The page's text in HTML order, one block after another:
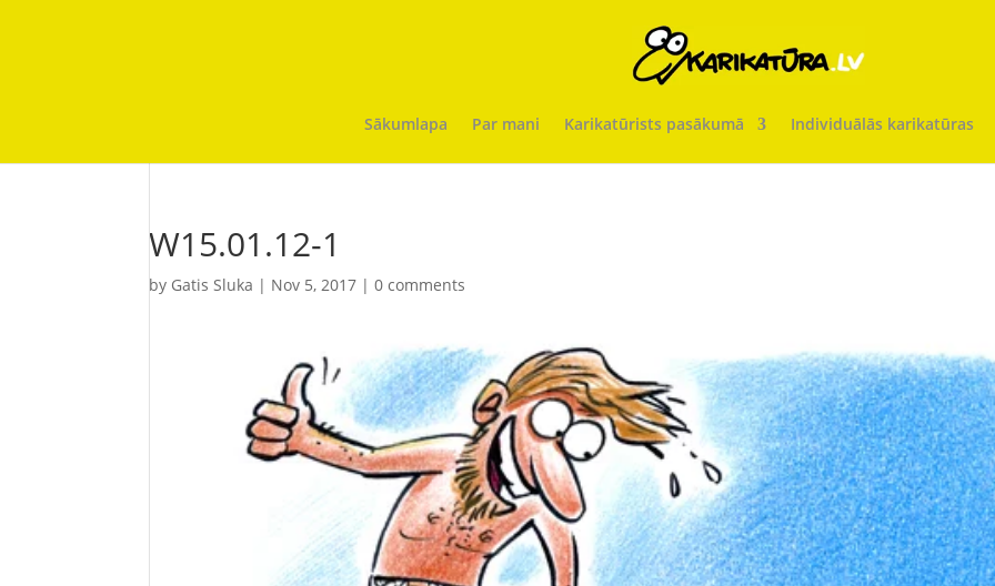
Sākumlapa Par mani Karikatūrists pasākumā Individuālās karikatūras
W15.01.12-1
by Gatis Sluka | Nov 5, 2017 |0 comments